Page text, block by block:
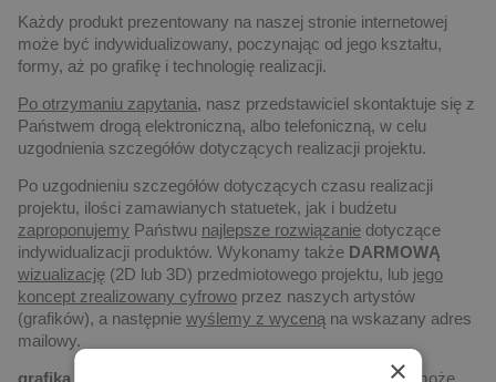
Każdy produkt prezentowany na naszej stronie internetowej
może być indywidualizowany, poczynając od jego kształtu,
formy, aż po grafikę i technologię realizacji.
Po otrzymaniu zapytania, nasz przedstawiciel skontaktuje się z
Państwem drogą elektroniczną, albo telefoniczną, w celu
uzgodnienia szczegółów dotyczących realizacji projektu.
Po uzgodnieniu szczegółów dotyczących czasu realizacji
projektu, ilości zamawianych statuetek, jak i budżetu
zaproponujemy Państwu najlepsze rozwiązanie dotyczące
indywidualizacji produktów. Wykonamy także DARMOWĄ
wizualizację (2D lub 3D) przedmiotowego projektu, lub jego
koncept zrealizowany cyfrowo przez naszych artystów
(grafików), a następnie wyślemy z wyceną na wskazany adres
mailowy.
grafika – każdy produkt na naszej stronie internetowej może
×